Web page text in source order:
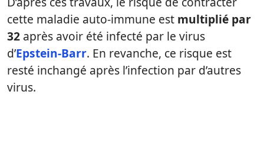
cette maladie auto-immune est multiplié par
32 après avoir été infecté par le virus
d’Epstein-Barr. En revanche, ce risque est
resté inchangé après l’infection par d’autres
virus.